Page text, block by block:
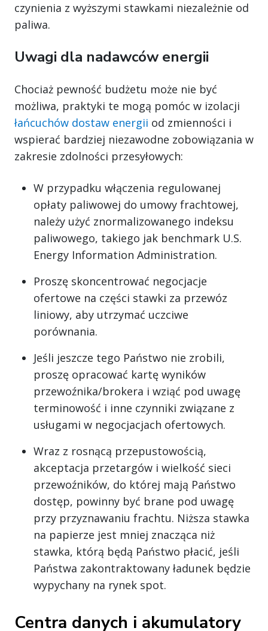
czynienia z wyższymi stawkami niezależnie od
paliwa.
Uwagi dla nadawców energii
Chociaż pewność budżetu może nie być
możliwa, praktyki te mogą pomóc w izolacji
łańcuchów dostaw energii od zmienności i
wspierać bardziej niezawodne zobowiązania w
zakresie zdolności przesyłowych:
W przypadku włączenia regulowanej
opłaty paliwowej do umowy frachtowej,
należy użyć znormalizowanego indeksu
paliwowego, takiego jak benchmark U.S.
Energy Information Administration.
Proszę skoncentrować negocjacje
ofertowe na części stawki za przewóz
liniowy, aby utrzymać uczciwe
porównania.
Jeśli jeszcze tego Państwo nie zrobili,
proszę opracować kartę wyników
przewoźnika/brokera i wziąć pod uwagę
terminowość i inne czynniki związane z
usługami w negocjacjach ofertowych.
Wraz z rosnącą przepustowością,
akceptacja przetargów i wielkość sieci
przewoźników, do której mają Państwo
dostęp, powinny być brane pod uwagę
przy przyznawaniu frachtu. Niższa stawka
na papierze jest mniej znacząca niż
stawka, którą będą Państwo płacić, jeśli
Państwa zakontraktowany ładunek będzie
wypychany na rynek spot.
Centra danych i akumulatory